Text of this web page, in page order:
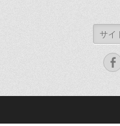
検
索: